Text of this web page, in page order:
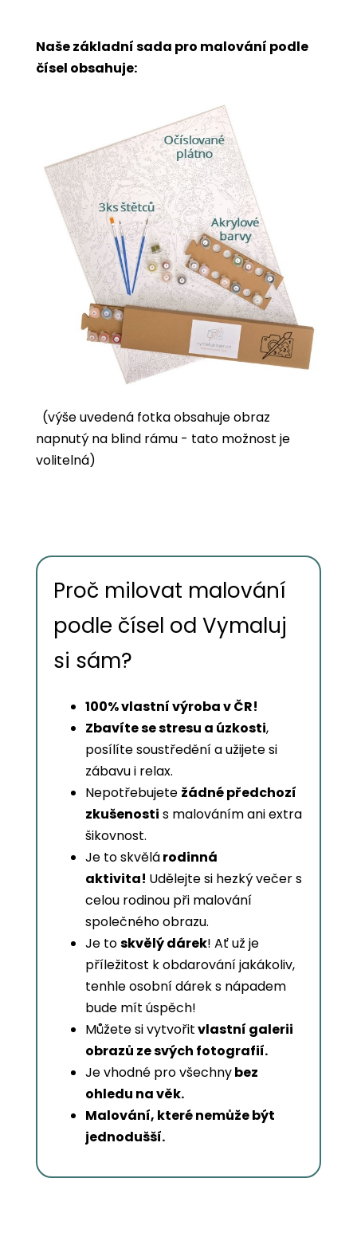
Naše základní sada pro malování podle
čísel obsahuje:
(výše uvedená fotka obsahuje obraz
napnutý na blind rámu - tato možnost je
volitelná)
Proč milovat malování
podle čísel od Vymaluj
si sám?
100% vlastní výroba v ČR!
Zbavíte se stresu a úzkosti,
posílíte soustředění a užijete si
zábavu i relax.
Nepotřebujete žádné předchozí
zkušenosti s malováním ani extra
šikovnost.
Je to skvělárodinná
aktivita! Udělejte si hezký večer s
celou rodinou při malování
společného obrazu.
Je toskvělý dárek! Ať už je
příležitost k obdarování jakákoliv,
tenhle osobní dárek s nápadem
bude mít úspěch!
Můžete si vytvořitvlastní galerii
obrazů ze svých fotografií.
Je vhodné pro všechnybez
ohledu na věk.
Malování, které nemůže být
jednodušší.